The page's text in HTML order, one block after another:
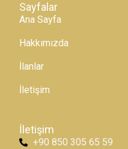
Sayfalar
Ana Sayfa
Hakkımızda
İlanlar
İletişim
İletişim
+90 850 305 65 59